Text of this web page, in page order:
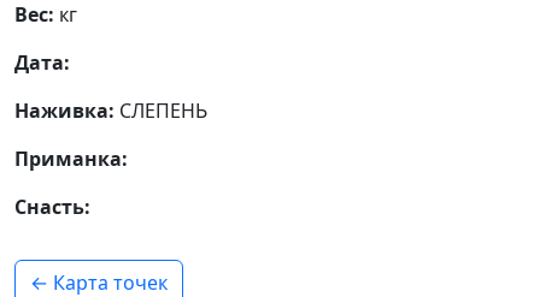
Вес: кг
Дата:
Наживка: СЛЕПЕНЬ
Приманка:
Снасть:
← Карта точек